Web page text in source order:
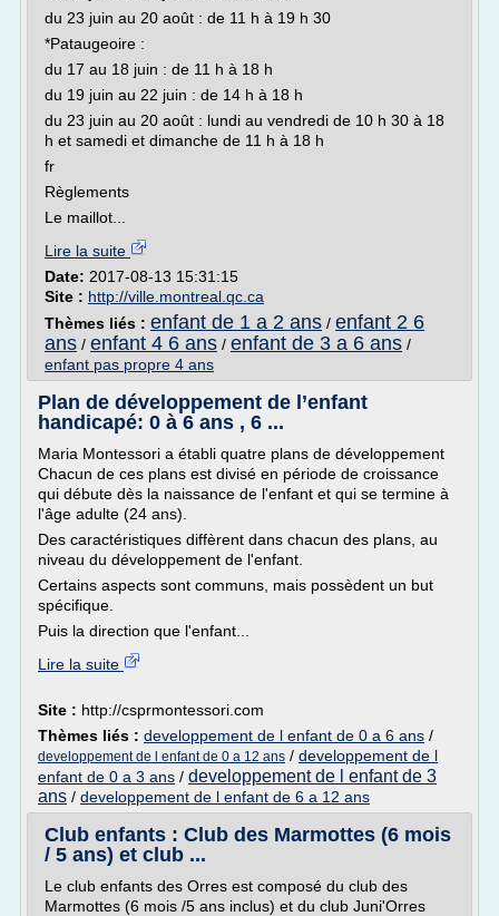
du 23 juin au 20 août : de 11 h à 19 h 30
*Pataugeoire :
du 17 au 18 juin : de 11 h à 18 h
du 19 juin au 22 juin : de 14 h à 18 h
du 23 juin au 20 août : lundi au vendredi de 10 h 30 à 18
h et samedi et dimanche de 11 h à 18 h
fr
Règlements
Le maillot...
Lire la suite
Date: 2017-08-13 15:31:15
Site : http://ville.montreal.qc.ca
Thèmes liés : enfant de 1 a 2 ans / enfant 2 6
ans / enfant 4 6 ans / enfant de 3 a 6 ans /
enfant pas propre 4 ans
Plan de développement de l’enfant
handicapé: 0 à 6 ans , 6 ...
Maria Montessori a établi quatre plans de développement
Chacun de ces plans est divisé en période de croissance
qui débute dès la naissance de l'enfant et qui se termine à
l'âge adulte (24 ans).
Des caractéristiques diffèrent dans chacun des plans, au
niveau du développement de l'enfant.
Certains aspects sont communs, mais possèdent un but
spécifique.
Puis la direction que l'enfant...
Lire la suite
Site : http://csprmontessori.com
Thèmes liés : developpement de l enfant de 0 a 6 ans /
developpement de l enfant de 0 a 12 ans / developpement de l
enfant de 0 a 3 ans / developpement de l enfant de 3
ans / developpement de l enfant de 6 a 12 ans
Club enfants : Club des Marmottes (6 mois
/ 5 ans) et club ...
Le club enfants des Orres est composé du club des
Marmottes (6 mois /5 ans inclus) et du club Juni'Orres